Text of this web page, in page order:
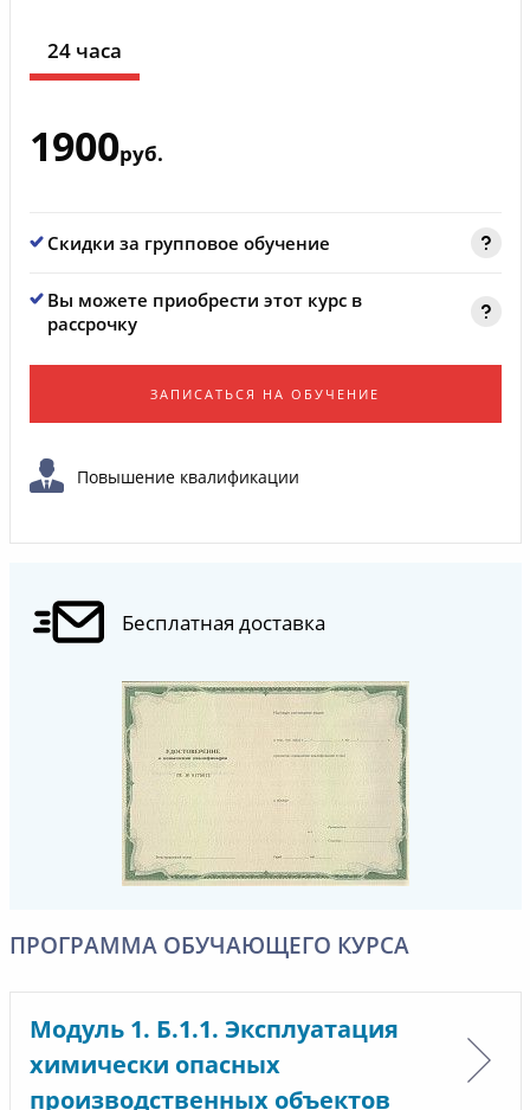
24 часа
1900руб.
Скидки за групповое обучение
Вы можете приобрести этот курс в
рассрочку
ЗАПИСАТЬСЯ НА ОБУЧЕНИЕ
Повышение квалификации
Бесплатная доставка
ПРОГРАММА ОБУЧАЮЩЕГО КУРСА
Модуль 1. Б.1.1. Эксплуатация
химически опасных
производственных объектов